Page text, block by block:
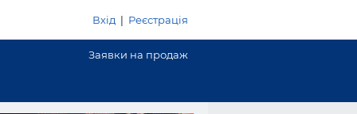
Вхід | Реєстрація
Заявки на продаж